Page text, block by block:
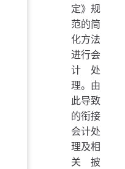
定》规
范的简
化方法
进行会
计处
理。由
此导致
的衔接
会计处
理及相
关披